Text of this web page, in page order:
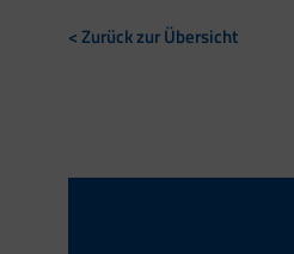
< Zurück zur Übersicht